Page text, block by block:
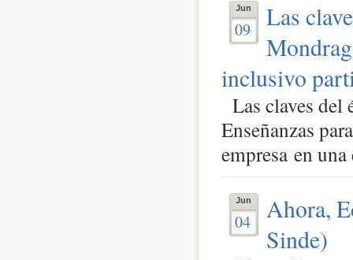
Jun
09
Las
inclusivo
Las claves
Enseñanzas
empresa en
Jun
04
Ahora,
Sinde)